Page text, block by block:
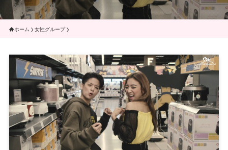
ホーム 女性グループ